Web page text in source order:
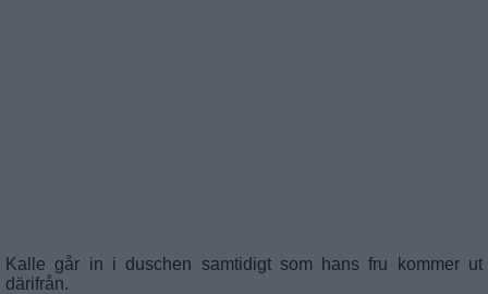
Kalle går in i duschen samtidigt som hans fru kommer ut
därifrån.